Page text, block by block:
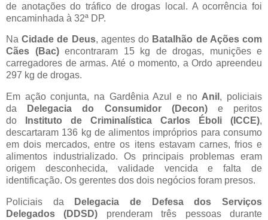
de anotações do tráfico de drogas local. A ocorrência foi
encaminhada à 32ª DP.
NaCidade de Deus, agentes do Batalhão de Ações com
Cães (Bac)encontraram 15 kg de drogas, munições e
carregadores de armas. Até o momento, a Ordo apreendeu
297 kg de drogas.
Em ação conjunta, na Gardênia Azul e no Anil , policiais
da
Delegacia do Consumidor (Decon)e peritos
do
Instituto de Criminalística Carlos Éboli (ICCE),
descartaram 136 kg de alimentos impróprios para consumo
em dois mercados, entre os itens estavam carnes, frios e
alimentos industrializado. Os principais problemas eram
origem desconhecida, validade vencida e falta de
identificação. Os gerentes dos dois negócios foram presos.
Policiais da
Delegacia de Defesa dos Serviços
Delegados (DDSD) prenderam três pessoas durante